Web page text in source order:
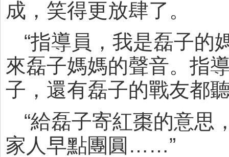
成，笑得更放肆了。
“指導員，我是磊子的
來磊子媽媽的聲音。指
子，還有磊子的戰友都
“給磊子寄紅棗的意思
家人早點團圓……”